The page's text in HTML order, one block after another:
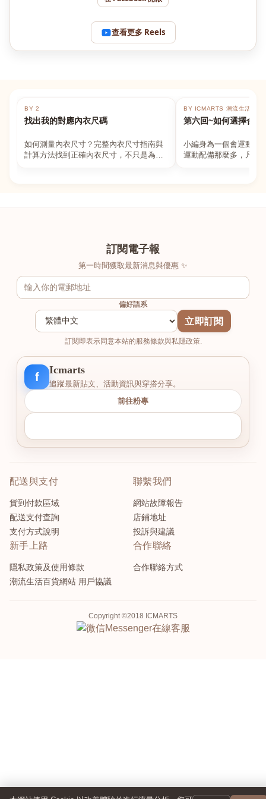
查看更多 Reels
BY 2
找出我的對應內衣尺碼
如何測量內衣尺寸？完整內衣尺寸指南與
計算方法找到正確內衣尺寸，不只是為了
BY ICMARTS 潮流生活百貨
第六回~如何選擇合適
小編身為一個會運動的
運動配備那麼多，凡舉
訂閱電子報
第一時間獲取最新消息與優惠 ✨
偏好語系
立即訂閱
訂閱即表示同意本站的服務條款與私隱政策.
f
Icmarts
追蹤最新貼文、活動資訊與穿搭分享。
前往粉專
配送與支付
貨到付款區域
配送支付查詢
支付方式說明
聯繫我們
網站故障報告
店鋪地址
投訴與建議
新手上路
隱私政策及使用條款
潮流生活百貨網站 用戶協議
合作聯絡
合作聯絡方式
Copyright ©2018 ICMARTS
Messenger在線客服